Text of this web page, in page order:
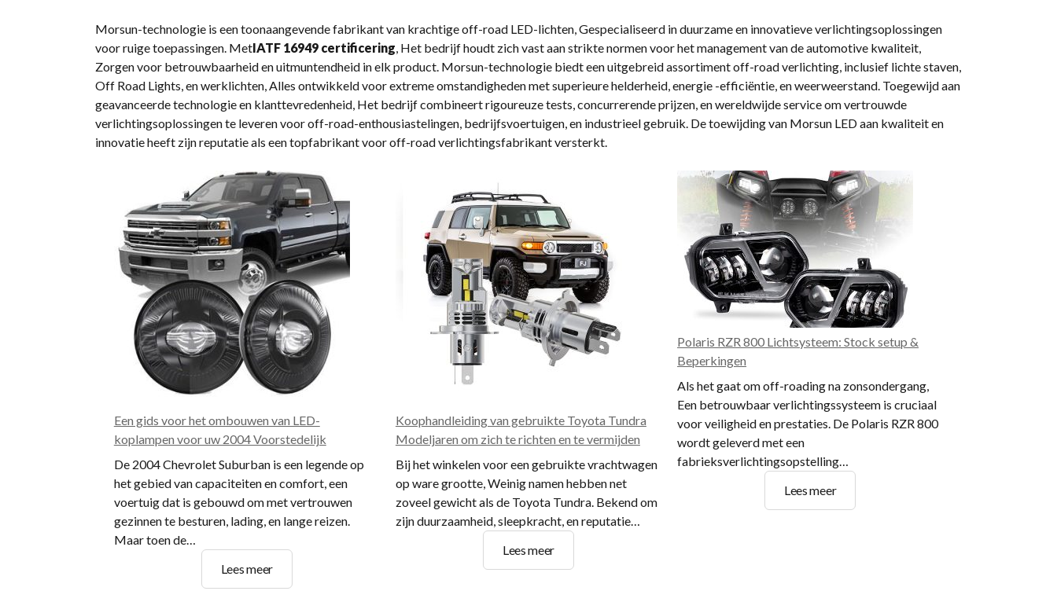
Morsun
off
-
road
Morsun-technologie is een toonaangevende fabrikant van krachtige off-road LED-lichten, Gespecialiseerd in duurzame en innovatieve verlichtingsoplossingen
voor ruige toepassingen. MetIATF 16949 certificering , Het bedrijf houdt zich vast aan strikte normen voor het management van de automotive kwaliteit,
Zorgen voor betrouwbaarheid en uitmuntendheid in elk product. Morsun-technologie biedt een uitgebreid assortiment off-road verlichting, inclusief lichte staven,
Off Road Lights, en werklichten, Alles ontwikkeld voor extreme omstandigheden met superieure helderheid, energie -efficiëntie, en weerweerstand. Toegewijd aan
geavanceerde technologie en klanttevredenheid, Het bedrijf combineert rigoureuze tests, concurrerende prijzen, en wereldwijde service om vertrouwde
verlichtingsoplossingen te leveren voor off-road-enthousiastelingen, bedrijfsvoertuigen, en industrieel gebruik. De toewijding van Morsun LED aan kwaliteit en
innovatie heeft zijn reputatie als een topfabrikant voor off-road verlichtingsfabrikant versterkt.
Een gids voor het ombouwen van LED-
koplampen voor uw 2004 Voorstedelijk
De 2004 Chevrolet Suburban is een legende op
het gebied van capaciteiten en comfort, een
voertuig dat is gebouwd om met vertrouwen
gezinnen te besturen, lading, en lange reizen.
Maar toen de…
Lees meerEen
gids
Koophandleiding van gebruikte Toyota Tundra
Modeljaren om zich te richten en te vermijden
Bij het winkelen voor een gebruikte vrachtwagen
op ware grootte, Weinig namen hebben net
zoveel gewicht als de Toyota Tundra. Bekend om
zijn duurzaamheid, sleepkracht, en reputatie…
Lees meerKoophandleiding
van
Polaris RZR 800 Lichtsysteem: Stock setup &
Beperkingen
Als het gaat om off-roading na zonsondergang,
Een betrouwbaar verlichtingssysteem is cruciaal
voor veiligheid en prestaties. De Polaris RZR 800
wordt geleverd met een
fabrieksverlichtingsopstelling…
Lees meerPolaris
RZR